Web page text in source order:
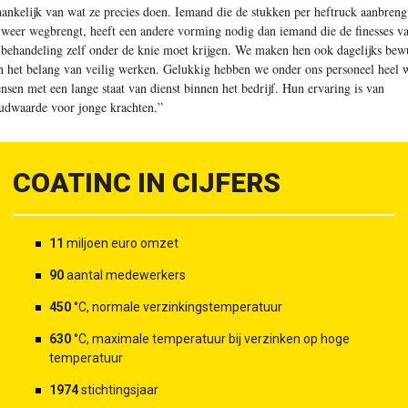
van wat ze precies doen. Iemand die de stukken per heftruck
wegbrengt, heeft een andere vorming nodig dan iemand die de finesses
zelf onder de knie moet krijgen. We maken hen ook dagelijks
het belang van veilig werken. Gelukkig hebben we onder ons personeel heel
met een lange staat van dienst binnen het bedrijf. Hun ervaring is van
voor jonge krachten.”
COATINC IN CIJFERS
11 miljoen euro omzet
90aantal medewerkers
450°C, normale verzinkingstemperatuur
630°C, maximale temperatuur bij verzinken op hoge
temperatuur
1974stichtingsjaar